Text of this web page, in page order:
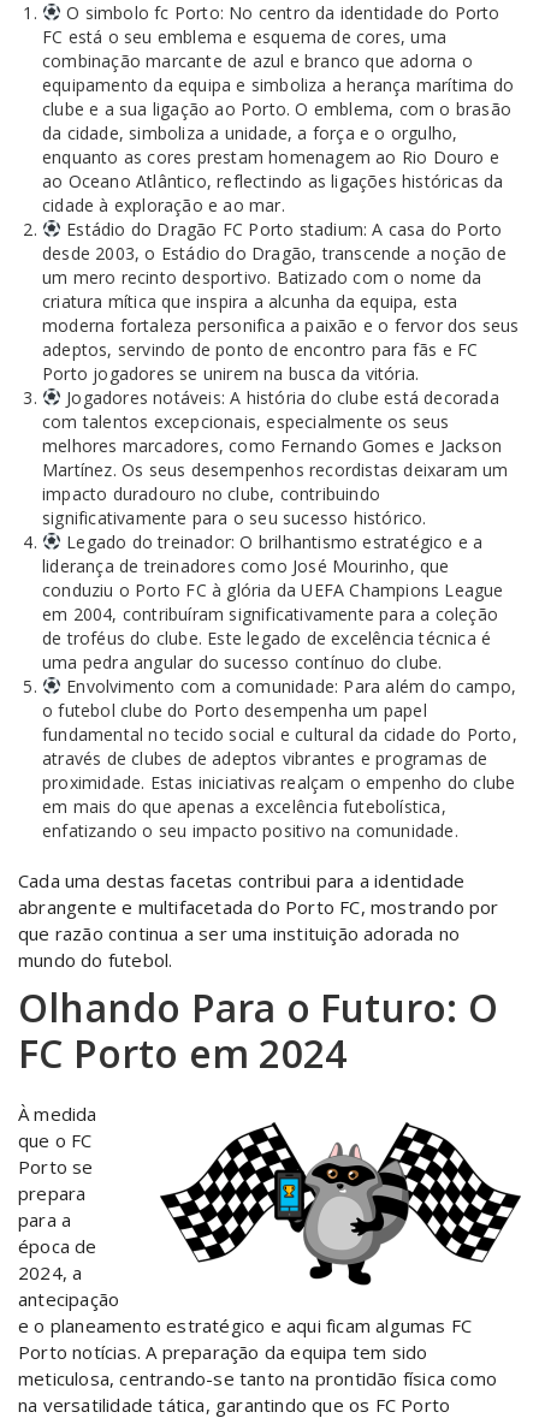
O simbolo fc Porto: No centro da identidade do Porto
FC está o seu emblema e esquema de cores, uma
combinação marcante de azul e branco que adorna o
equipamento da equipa e simboliza a herança marítima do
clube e a sua ligação ao Porto. O emblema, com o brasão
da cidade, simboliza a unidade, a força e o orgulho,
enquanto as cores prestam homenagem ao Rio Douro e
ao Oceano Atlântico, reflectindo as ligações históricas da
cidade à exploração e ao mar.
Estádio do Dragão FC Porto stadium: A casa do Porto
desde 2003, o Estádio do Dragão, transcende a noção de
um mero recinto desportivo. Batizado com o nome da
criatura mítica que inspira a alcunha da equipa, esta
moderna fortaleza personifica a paixão e o fervor dos seus
adeptos, servindo de ponto de encontro para fãs e FC
Porto jogadores se unirem na busca da vitória.
Jogadores notáveis: A história do clube está decorada
com talentos excepcionais, especialmente os seus
melhores marcadores, como Fernando Gomes e Jackson
Martínez. Os seus desempenhos recordistas deixaram um
impacto duradouro no clube, contribuindo
significativamente para o seu sucesso histórico.
Legado do treinador: O brilhantismo estratégico e a
liderança de treinadores como José Mourinho, que
conduziu o Porto FC à glória da UEFA Champions League
em 2004, contribuíram significativamente para a coleção
de troféus do clube. Este legado de excelência técnica é
uma pedra angular do sucesso contínuo do clube.
Envolvimento com a comunidade: Para além do campo,
o futebol clube do Porto desempenha um papel
fundamental no tecido social e cultural da cidade do Porto,
através de clubes de adeptos vibrantes e programas de
proximidade. Estas iniciativas realçam o empenho do clube
em mais do que apenas a excelência futebolística,
enfatizando o seu impacto positivo na comunidade.
Cada uma destas facetas contribui para a identidade
abrangente e multifacetada do Porto FC, mostrando por
que razão continua a ser uma instituição adorada no
mundo do futebol.
Olhando Para o Futuro: O
FC Porto em 2024
À medida
que o FC
Porto se
prepara
para a
época de
2024, a
antecipação
e o planeamento estratégico e aqui ficam algumas FC
Porto notícias. A preparação da equipa tem sido
meticulosa, centrando-se tanto na prontidão física como
na versatilidade tática, garantindo que os FC Porto